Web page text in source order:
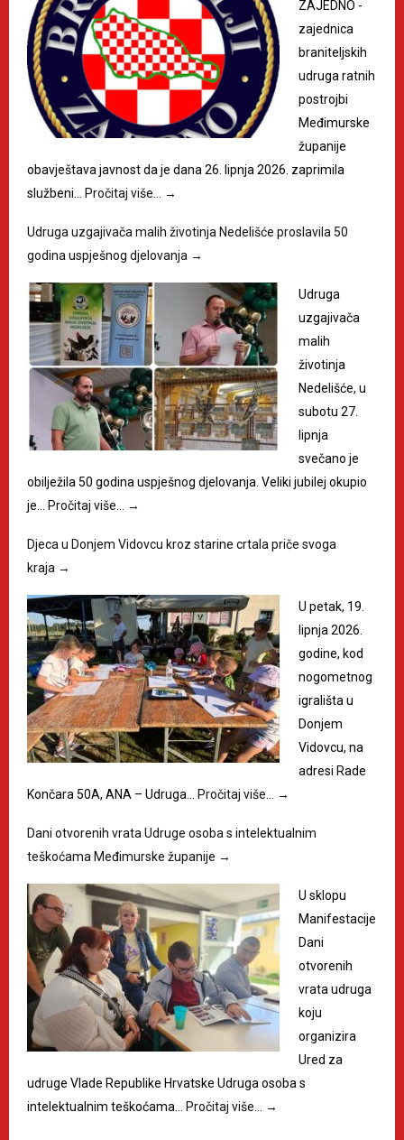
ZAJEDNO -
zajednica
braniteljskih
udruga ratnih
postrojbi
Međimurske
županije
obavještava javnost da je dana 26. lipnja 2026. zaprimila
službeni… Pročitaj više… →
Udruga uzgajivača malih životinja Nedelišće proslavila 50
godina uspješnog djelovanja →
Udruga
uzgajivača
malih
životinja
Nedelišće, u
subotu 27.
lipnja
svečano je
obilježila 50 godina uspješnog djelovanja. Veliki jubilej okupio
je… Pročitaj više… →
Djeca u Donjem Vidovcu kroz starine crtala priče svoga
kraja →
U petak, 19.
lipnja 2026.
godine, kod
nogometnog
igrališta u
Donjem
Vidovcu, na
adresi Rade
Končara 50A, ANA – Udruga… Pročitaj više… →
Dani otvorenih vrata Udruge osoba s intelektualnim
teškoćama Međimurske županije →
U sklopu
Manifestacije
Dani
otvorenih
vrata udruga
koju
organizira
Ured za
udruge Vlade Republike Hrvatske Udruga osoba s
intelektualnim teškoćama… Pročitaj više… →